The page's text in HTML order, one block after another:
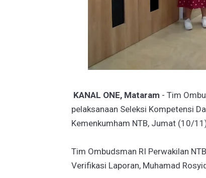
KANAL ONE, Mataram - Tim
pelaksanaan Seleksi Kompetensi
Kemenkumham NTB, Jumat (10/
Tim Ombudsman RI Perwakilan
Verifikasi Laporan, Muhamad